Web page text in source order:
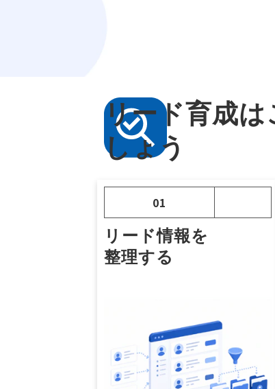
リード育成は
しょう
01
リード情報を
整理する